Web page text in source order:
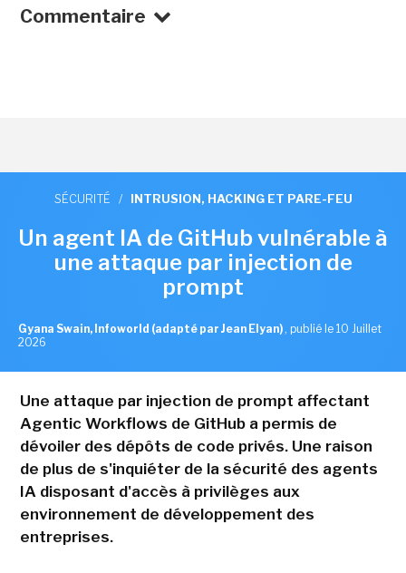
Commentaire
SÉCURITÉ / INTRUSION, HACKING ET PARE-FEU
Un agent IA de GitHub vulnérable à
une attaque par injection de
prompt
Gyana Swain, Infoworld (adapté par Jean Elyan) , publié le 10 Juillet
2026
Une attaque par injection de prompt affectant
Agentic Workflows de GitHub a permis de
dévoiler des dépôts de code privés. Une raison
de plus de s'inquiéter de la sécurité des agents
IA disposant d'accès à privilèges aux
environnement de développement des
entreprises.